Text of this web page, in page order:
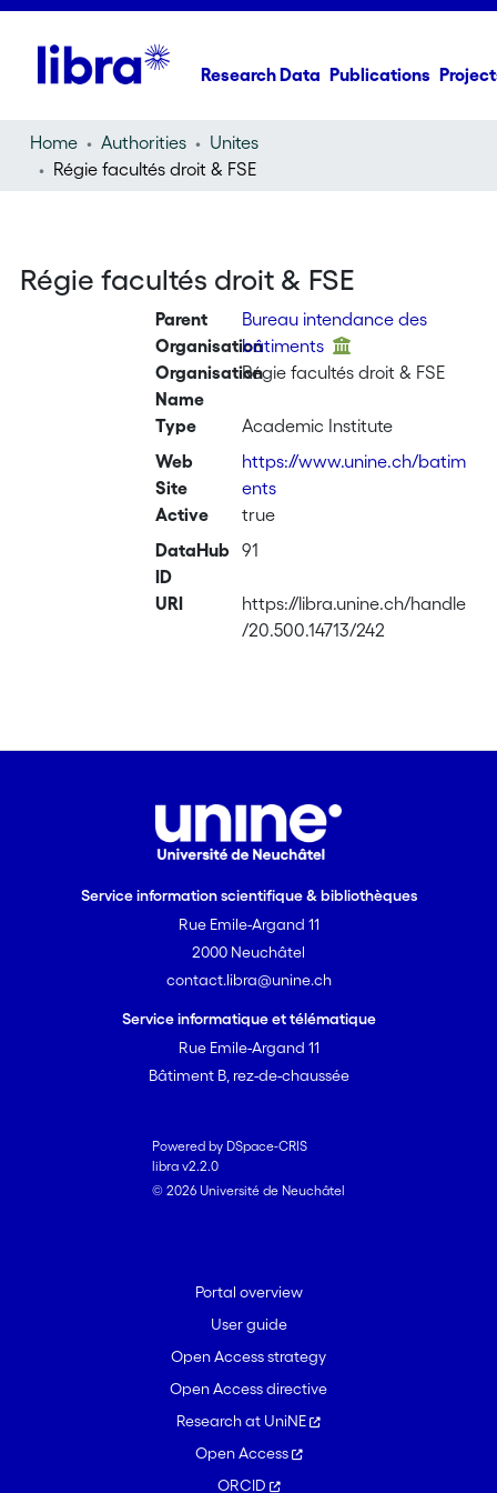
Research Data Publications
Home Authorities
Unites
Régie facultés droit & FSE
Régie facultés droit & FSE
Parent
Organisation
Bureau intendance des
bâtiments
Organisation
Name
Régie facultés droit & FSE
Type
Academic Institute
Web
Site
https://www.unine.ch/batim
ents
Active
true
DataHub
ID
91
URI
https://libra.unine.ch/handle
/20.500.14713/242
Service information scientifique & bibliothèques
Rue Emile-Argand 11
2000 Neuchâtel
contact.libra@unine.ch
Service informatique et télématique
Rue Emile-Argand 11
Bâtiment B, rez-de-chaussée
Powered by DSpace-CRIS
libra v2.2.0
© 2026 Université de Neuchâtel
Portal overview
User guide
Open Access strategy
Open Access directive
Research at UniNE
Open Access
ORCID